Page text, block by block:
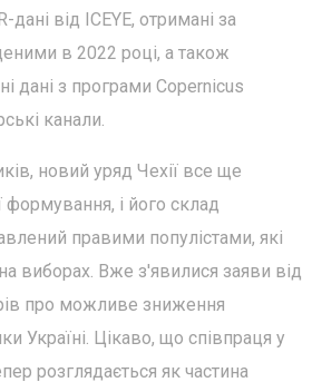
дані від ICEYE, отримані за
в 2022 році, а також
дані з програми Copernicus
канали.
новий уряд Чехії все ще
формування, і його склад
правими популістами, які
виборах. Вже з'явилися заяви від
про можливе зниження
Україні. Цікаво, що співпраця у
розглядається як частина